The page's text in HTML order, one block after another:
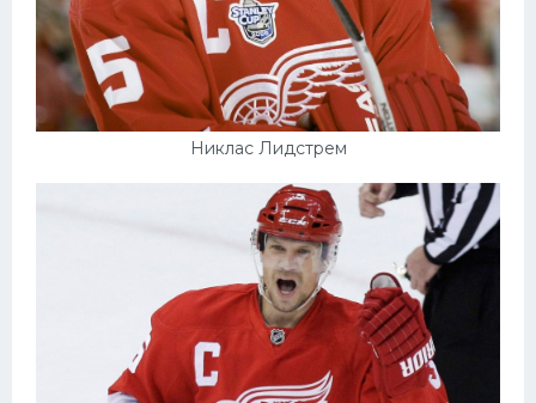
Никлас Лидстрем